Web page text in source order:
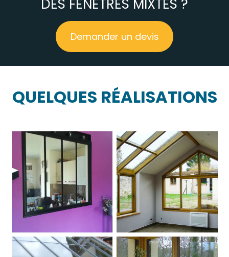
DES FENÊTRES MIXTES ?
Demander un devis
QUELQUES RÉALISATIONS